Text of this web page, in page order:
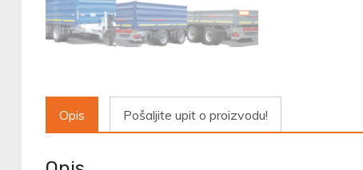
Opis Pošaljite upit o proizvodu!